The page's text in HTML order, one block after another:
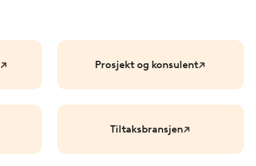
Prosjekt og konsulent
Tiltaksbransjen